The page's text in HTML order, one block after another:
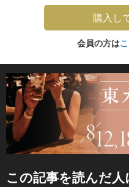
購入し
会員の方は
この記事を読んだ